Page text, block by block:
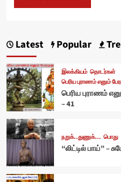
Latest Popular
இலக்கியம் தொடர்கள்
பெரிய புராணம் எனும்
பெரிய புராணம்
– 41
நறுக்..துணுக்... பொது
“லிட்டில் பாய்” –